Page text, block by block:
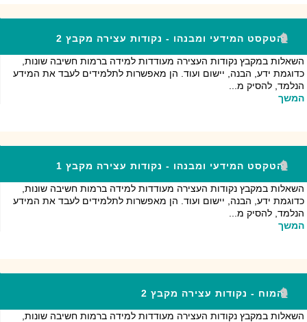
הטקסט המידעי ומבנהו - נקודות עצירה מקבץ 2
השאלות במקבץ נקודות העצירה מעודדות למידה ברמות חשיבה שונות,
כדוגמת ידע, הבנה, יישום ועוד. הן מאפשרות לתלמידים לעבד את המידע
הנלמד, להסיק מ...
המשך
הטקסט המידעי ומבנהו - נקודות עצירה מקבץ 1
השאלות במקבץ נקודות העצירה מעודדות למידה ברמות חשיבה שונות,
כדוגמת ידע, הבנה, יישום ועוד. הן מאפשרות לתלמידים לעבד את המידע
הנלמד, להסיק מ...
המשך
המוח - נקודות עצירה מקבץ 2
השאלות במקבץ נקודות העצירה מעודדות למידה ברמות חשיבה שונות,